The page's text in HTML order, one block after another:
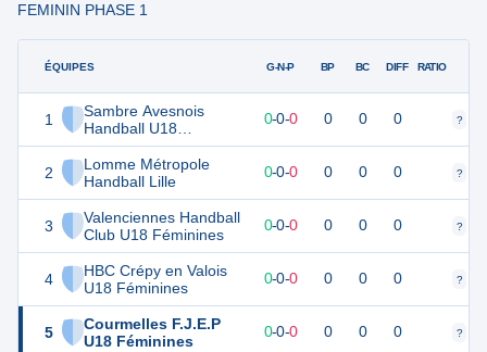
FEMININ PHASE 1
ÉQUIPES
1
Sambre Avesnois
Handball U18
Féminines
2
Lomme Métropole
Handball Lille
3
Valenciennes Handball
Club U18 Féminines
4
HBC Crépy en Valois
U18 Féminines
5
Courmelles F.J.E.P
U18 Féminines
G-N-P BP BC DIFF RATIO
0 0-0-0 0 0 0 ?
0 0-0-0 0 0 0 ?
0 0 0-0-0 0 0 0 ?
0 0-0-0 0 0 0 ?
0 0-0-0 0 0 0 ?